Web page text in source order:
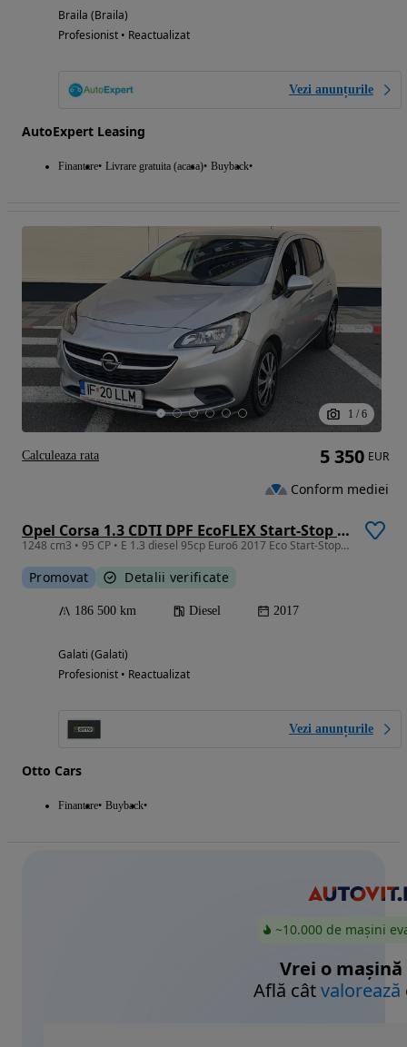
Braila (Braila)
Profesionist • Reactualizat
Vezi anunțurile
AutoExpert Leasing
Finantare Livrare gratuita (acasa) Buyback
1 / 6
Opel Corsa 1.3 CDTI DPF EcoFLEX Start-Stop Edition
1248 cm3 • 95 CP • E 1.3 diesel 95cp Euro6 2017 Eco Start-Stop AutoHold Pilot Automat
Promovat Detalii verificate
186 500 km Diesel 2017
Galati (Galati)
Profesionist • Reactualizat
Vezi anunțurile
Otto Cars
Finantare Buyback
5 350 EUR
Conform mediei
Calculeaza rata
~10.000 de mașini
Vrei o mașină
Află câtvalorează